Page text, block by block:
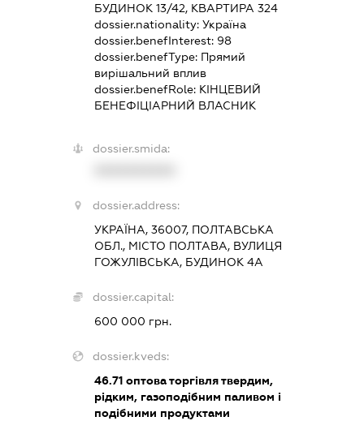
БУДИНОК 13/42, КВАРТИРА 324
dossier.nationality:Україна
dossier.benefInterest: 98
dossier.benefType: Прямий
вирішальний вплив
dossier.benefRole: КІНЦЕВИЙ
БЕНЕФІЦІАРНИЙ ВЛАСНИК
dossier.smida:
dossier.address:
УКРАЇНА, 36007, ПОЛТАВСЬКА
ОБЛ., МІСТО ПОЛТАВА, ВУЛИЦЯ
ГОЖУЛІВСЬКА, БУДИНОК 4А
dossier.capital:
600 000 грн.
dossier.kveds:
46.71 оптова торгівля твердим,
рідким, газоподібним паливом і
подібними продуктами